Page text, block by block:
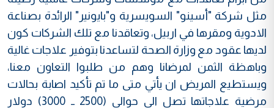
مثل شركة "أسينو" السويسرية و"بايونير" الرائدة بصناعة
الادوية ومقرها في اربيل، وتعاقدنا مع تلك الشركات كون
لديها عقود مع وزارة الصحة لتساعدنا بتوفير علاجات غالية
وباهظة الثمن لمرضانا وهم من طلبوا التعاون معنا،
ويستطيع المريض ان يأتي متى ما تم تأكيد اصابة بحالات
مرضية علاجاتها تصل الى حوالي (2500 ــ 3000) دولار